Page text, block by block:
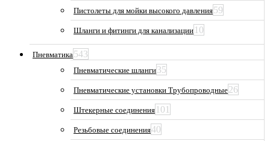
Пистолеты для мойки высокого давления59
Шланги и фитинги для канализации 10
Пневматика543
Пневматические шланги35
Пневматические установки Трубопроводные26
Штекерные соединения 101
Резьбовые соединения40